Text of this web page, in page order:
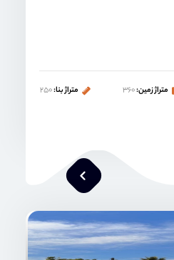
متراژ زمین:۳۶۰ متراژ بنا:۲۵۰